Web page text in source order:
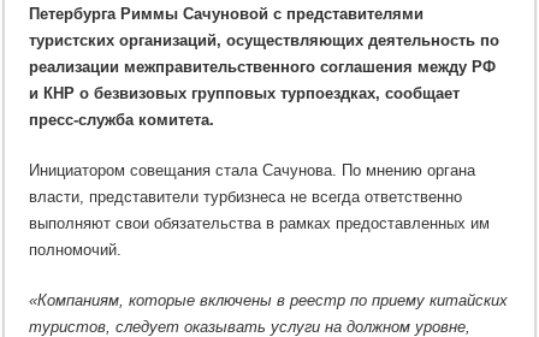
туроператоров
Петербурга
Петербурга Риммы Сачуновой с представителями
туристских организаций, осуществляющих деятельность по
реализации межправительственного соглашения между РФ
и КНР о безвизовых групповых турпоездках, сообщает
пресс-служба комитета.
Инициатором совещания стала Сачунова. По мнению органа
власти, представители турбизнеса не всегда ответственно
выполняют свои обязательства в рамках предоставленных им
полномочий.
«Компаниям, которые включены в реестр по приему китайских
туристов, следует оказывать услуги на должном уровне,